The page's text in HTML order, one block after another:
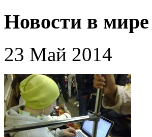
Новости в
23 Май 2014